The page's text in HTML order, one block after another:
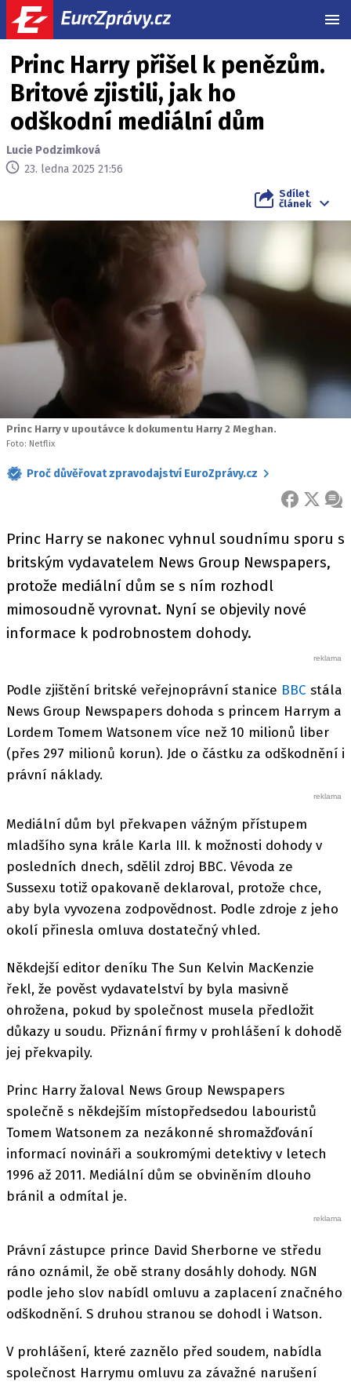
Princ Harry přišel k penězům.
Britové zjistili, jak ho
odškodní mediální dům
Lucie Podzimková
23. ledna 2025 21:56
Sdílet
článek
Princ Harry v upoutávce k dokumentu Harry 2 Meghan.
Foto: Netflix
Proč důvěřovat zpravodajství EuroZprávy.cz
FACEBOOK
X
Princ Harry se nakonec vyhnul soudnímu sporu s
britským vydavatelem News Group Newspapers,
protože mediální dům se s ním rozhodl
mimosoudně vyrovnat. Nyní se objevily nové
informace k podrobnostem dohody.
Podle zjištění britské veřejnoprávní stanice BBC stála
News Group Newspapers dohoda s princem Harrym a
Lordem Tomem Watsonem více než 10 milionů liber
(přes 297 milionů korun). Jde o částku za odškodnění i
právní náklady.
Mediální dům byl překvapen vážným přístupem
mladšího syna krále Karla III. k možnosti dohody v
posledních dnech, sdělil zdroj BBC. Vévoda ze
Sussexu totiž opakovaně deklaroval, protože chce,
aby byla vyvozena zodpovědnost. Podle zdroje z jeho
okolí přinesla omluva dostatečný vhled.
Někdejší editor deníku The Sun Kelvin MacKenzie
řekl, že pověst vydavatelství by byla masivně
ohrožena, pokud by společnost musela předložit
důkazy u soudu. Přiznání firmy v prohlášení k dohodě
jej překvapily.
Princ Harry žaloval News Group Newspapers
společně s někdejším místopředsedou labouristů
Tomem Watsonem za nezákonné shromažďování
informací novináři a soukromými detektivy v letech
1996 až 2011. Mediální dům se obviněním dlouho
bránil a odmítal je.
Právní zástupce prince David Sherborne ve středu
ráno oznámil, že obě strany dosáhly dohody. NGN
podle jeho slov nabídl omluvu a zaplacení značného
odškodnění. S druhou stranou se dohodl i Watson.
V prohlášení, které zaznělo před soudem, nabídla
společnost Harrymu omluvu za závažné narušení